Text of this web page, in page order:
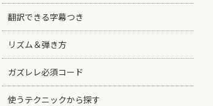
翻訳できる字幕つき
リズム＆弾き方
ガズレレ必須コード
使うテクニックから探す